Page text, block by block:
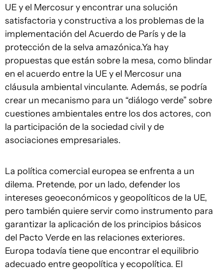
UE y el Mercosur y encontrar una solución
satisfactoria y constructiva a los problemas de la
implementación del Acuerdo de París y de la
protección de la selva amazónica.Ya hay
propuestas que están sobre la mesa, como blindar
en el acuerdo entre la UE y el Mercosur una
cláusula ambiental vinculante. Además, se podría
crear un mecanismo para un “diálogo verde” sobre
cuestiones ambientales entre los dos actores, con
la participación de la sociedad civil y de
asociaciones empresariales.
La política comercial europea se enfrenta a un
dilema. Pretende, por un lado, defender los
intereses geoeconómicos y geopolíticos de la UE,
pero también quiere servir como instrumento para
garantizar la aplicación de los principios básicos
del Pacto Verde en las relaciones exteriores.
Europa todavía tiene que encontrar el equilibrio
adecuado entre geopolítica y ecopolítica. El